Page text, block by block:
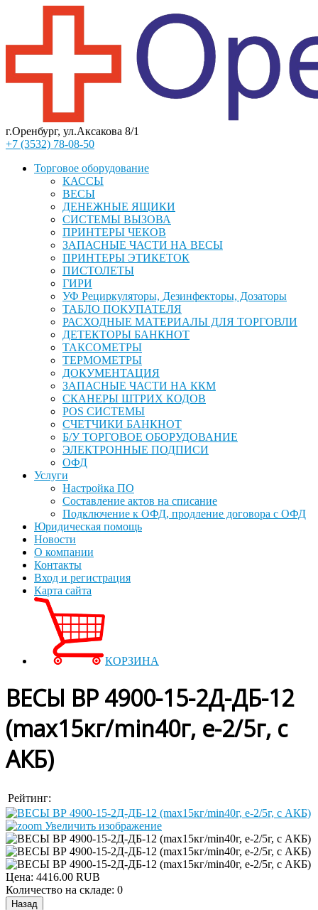
г.Оренбург, ул.Аксакова 8/1
+7 (3532) 78-08-50
Торговое оборудование
КАССЫ
ВЕСЫ
ДЕНЕЖНЫЕ ЯЩИКИ
СИСТЕМЫ ВЫЗОВА
ПРИНТЕРЫ ЧЕКОВ
ЗАПАСНЫЕ ЧАСТИ НА ВЕСЫ
ПРИНТЕРЫ ЭТИКЕТОК
ПИСТОЛЕТЫ
ГИРИ
УФ Рециркуляторы, Дезинфекторы, Дозаторы
ТАБЛО ПОКУПАТЕЛЯ
РАСХОДНЫЕ МАТЕРИАЛЫ ДЛЯ ТОРГОВЛИ
ДЕТЕКТОРЫ БАНКНОТ
ТАКСОМЕТРЫ
ТЕРМОМЕТРЫ
ДОКУМЕНТАЦИЯ
ЗАПАСНЫЕ ЧАСТИ НА ККМ
СКАНЕРЫ ШТРИХ КОДОВ
POS СИСТЕМЫ
СЧЕТЧИКИ БАНКНОТ
Б/У ТОРГОВОЕ ОБОРУДОВАНИЕ
ЭЛЕКТРОННЫЕ ПОДПИСИ
ОФД
Услуги
Настройка ПО
Составление актов на списание
Подключение к ОФД, продление договора с ОФД
Юридическая помощь
Новости
О компании
Контакты
Вход и регистрация
Карта сайта
КОРЗИНА
ВЕСЫ ВР 4900-15-2Д-ДБ-12
(max15кг/min40г, е-2/5г, с
АКБ)
Рейтинг:
Увеличить изображение
Цена: 4416.00 RUB
Количество на складе: 0